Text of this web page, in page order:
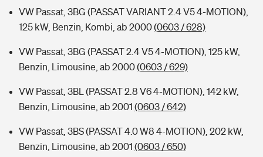
VW Passat, 3BG (PASSAT VARIANT 2.4 V5 4-MOTION),
125 kW, Benzin, Kombi, ab 2000(0603 / 628)
VW Passat, 3BG (PASSAT 2.4 V5 4-MOTION), 125 kW,
Benzin, Limousine, ab 2000(0603 / 629)
VW Passat, 3BL (PASSAT 2.8 V6 4-MOTION), 142 kW,
Benzin, Limousine, ab 2001 (0603 / 642)
VW Passat, 3BS (PASSAT 4.0 W8 4-MOTION), 202 kW,
Benzin, Limousine, ab 2001 (0603 / 650)